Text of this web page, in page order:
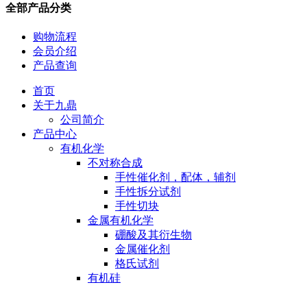
全部产品分类
购物流程
会员介绍
产品查询
首页
关于九鼎
公司简介
产品中心
有机化学
不对称合成
手性催化剂，配体，辅剂
手性拆分试剂
手性切块
金属有机化学
硼酸及其衍生物
金属催化剂
格氏试剂
有机硅